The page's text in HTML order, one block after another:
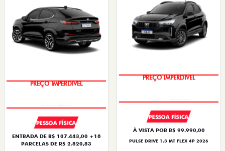
PREÇO IMPERDÍVEL
PESSOA FÍSICA
ENTRADA DE R$ 107.443,00 +18
PARCELAS DE R$ 2.820,83
PREÇO IMPERDÍVEL
PESSOA FÍSICA
À VISTA POR R$ 99.990,00
PULSE DRIVE 1.3 MT FLEX 4P 2026